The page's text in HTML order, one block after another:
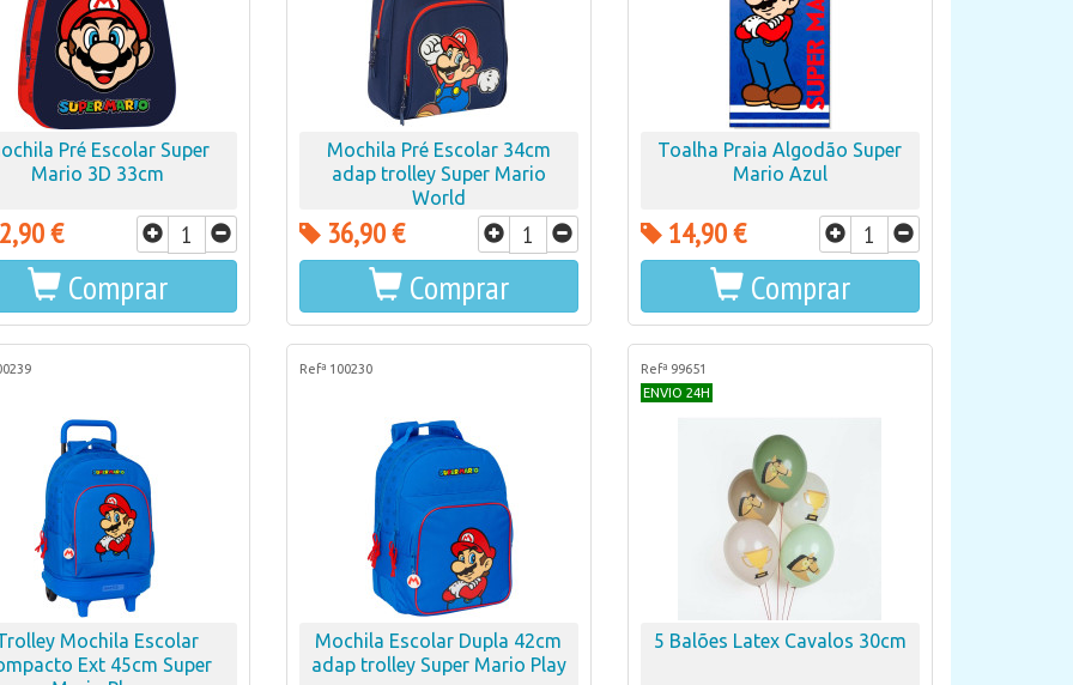
Pré Escolar Super
Mario 3D 33cm
€
Comprar
Mochila Pré Escolar 34cm
adap trolley Super Mario
World
36,90 €
Comprar
Toalha Praia Algodão Super
Mario Azul
14,90 €
Comprar
Mochila Escolar
Ext 45cm Super
Refª 100230
Mochila Escolar Dupla 42cm
adap trolley Super Mario Play
Refª 99651
ENVIO 24H
5 Balões Latex Cavalos 30cm